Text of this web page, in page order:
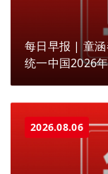
每日早报 | 童涵
统一中国2026
2026.08.06